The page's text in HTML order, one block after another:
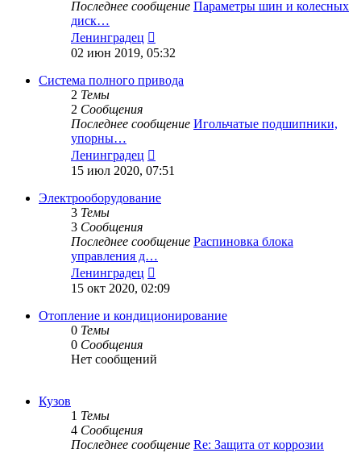
Последнее сообщение Параметры шин и колесных
диск…
Ленинградец
к
сообщению
02 июн 2019, 05:32
Система полного привода
2 Темы
2 Сообщения
Последнее сообщение Игольчатые подшипники,
упорны…
Ленинградец
к
сообщению
15 июл 2020, 07:51
Электрооборудование
3 Темы
3 Сообщения
Последнее сообщение Распиновка блока
управления д…
Ленинградец
к
сообщению
15 окт 2020, 02:09
Отопление и кондиционирование
0 Темы
0 Сообщения
Нет сообщений
Кузов
1 Темы
4 Сообщения
Последнее сообщение Re: Защита от коррозии